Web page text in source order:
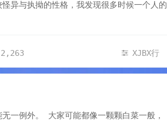
异与执拗的性格，我发现很多时候一个人的
XJBX行
2,263
一例外。 大家可能都像一颗颗白菜一般，